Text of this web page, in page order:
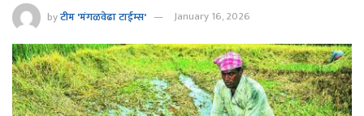
byटीम 'मंगळवेढा टाईम्स' January 16, 2026